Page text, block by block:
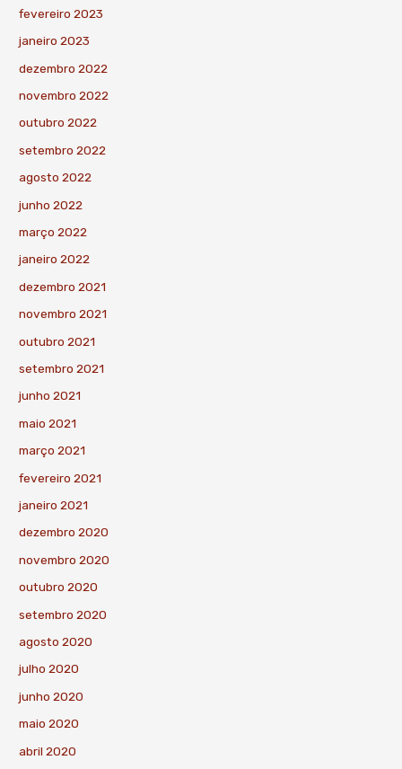
fevereiro 2023
janeiro 2023
dezembro 2022
novembro 2022
outubro 2022
setembro 2022
agosto 2022
junho 2022
março 2022
janeiro 2022
dezembro 2021
novembro 2021
outubro 2021
setembro 2021
junho 2021
maio 2021
março 2021
fevereiro 2021
janeiro 2021
dezembro 2020
novembro 2020
outubro 2020
setembro 2020
agosto 2020
julho 2020
junho 2020
maio 2020
abril 2020